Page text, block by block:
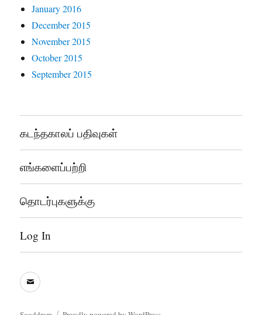
January 2016
December 2015
November 2015
October 2015
September 2015
கடந்தகாலப் பதிவுகள்
எங்களைப்பற்றி
தொடர்புகளுக்கு
Log In
sooddram@gmail.com